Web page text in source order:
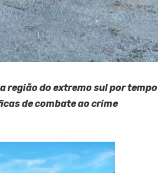
região do extremo sul por tempo
de combate ao crime